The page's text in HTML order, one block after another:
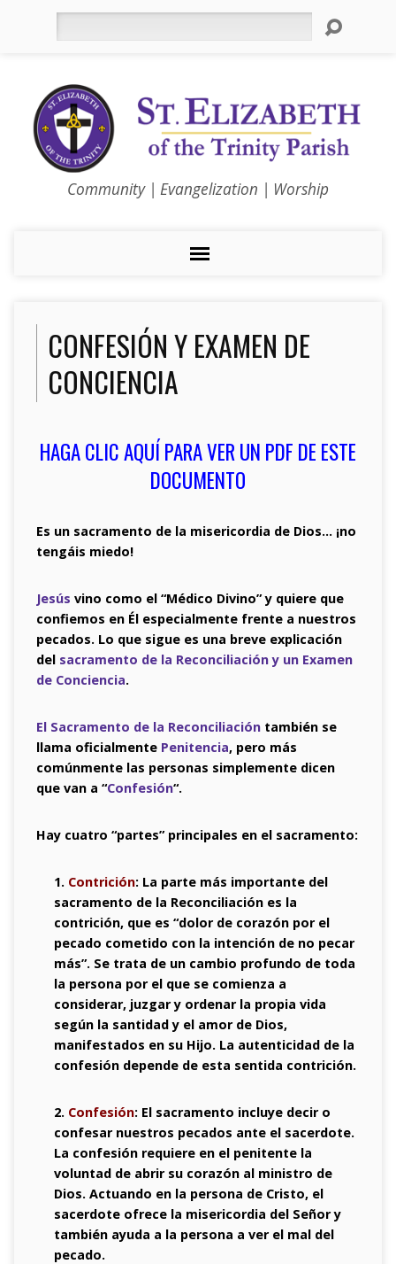
Community | Evangelization | Worship
CONFESIÓN Y EXAMEN DE
CONCIENCIA
HAGA CLIC AQUÍ PARA VER UN PDF DE ESTE
DOCUMENTO
Es un sacramento de la misericordia de Dios… ¡no
tengáis miedo!
Jesús vino como el “Médico Divino” y quiere que
confiemos en Él especialmente frente a nuestros
pecados. Lo que sigue es una breve explicación
del sacramento de la Reconciliación y un Examen
de Conciencia.
El Sacramento de la Reconciliacióntambién se
llama oficialmente Penitencia, pero más
comúnmente las personas simplemente dicen
que van a “Confesión“.
Hay cuatro “partes” principales en el sacramento:
1. Contrición: La parte más importante del
sacramento de la Reconciliación es la
contrición, que es “dolor de corazón por el
pecado cometido con la intención de no pecar
más”. Se trata de un cambio profundo de toda
la persona por el que se comienza a
considerar, juzgar y ordenar la propia vida
según la santidad y el amor de Dios,
manifestados en su Hijo. La autenticidad de la
confesión depende de esta sentida contrición.
2. Confesión: El sacramento incluye decir o
confesar nuestros pecados ante el sacerdote.
La confesión requiere en el penitente la
voluntad de abrir su corazón al ministro de
Dios. Actuando en la persona de Cristo, el
sacerdote ofrece la misericordia del Señor y
también ayuda a la persona a ver el mal del
pecado.